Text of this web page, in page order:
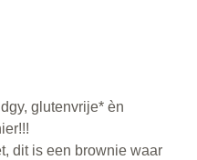
glutenvrije* èn
dit is een brownie waar